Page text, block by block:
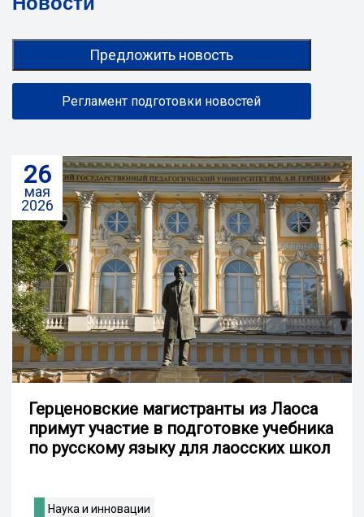
26
мая
2026
Герценовские магистранты из Лаоса
примут участие в подготовке учебника
по русскому языку для лаосских школ
Наука и инновации
Предложить новость
Регламент подготовки новостей